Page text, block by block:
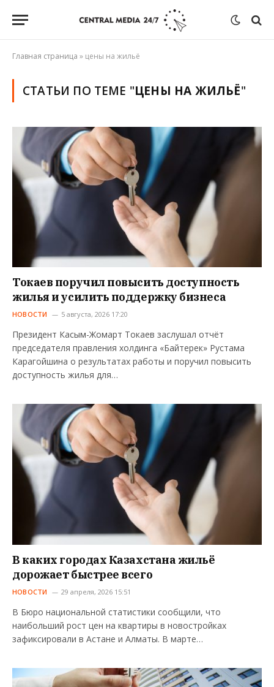
Главная страница » цены на жильё
СТАТЬИ ПО ТЕМЕ "ЦЕНЫ НА ЖИЛЬЁ"
Токаев поручил повысить доступность
жилья и усилить поддержку бизнеса
НОВОСТИ 5 августа, 2026 17:20
Президент Касым-Жомарт Токаев заслушал отчёт
председателя правления холдинга «Байтерек» Рустама
Карагойшина о результатах работы и поручил повысить
доступность жилья для…
В каких городах Казахстана жильё
дорожает быстрее всего
НОВОСТИ 29 апреля, 2026 15:51
В Бюро национальной статистики сообщили, что
наибольший рост цен на квартиры в новостройках
зафиксировали в Астане и Алматы. В марте…